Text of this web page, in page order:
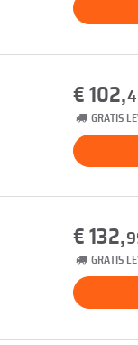
€ 102,
GRATIS
€ 132,
GRATIS